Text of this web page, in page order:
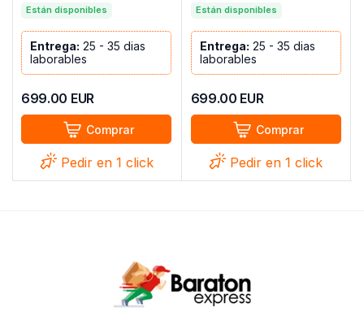
Están disponibles
Entrega: 25 - 35 dias
laborables
699.00 EUR
Comprar
Pedir en 1 click
Están disponibles
Entrega: 25 - 35 dias
laborables
699.00 EUR
Comprar
Pedir en 1 click